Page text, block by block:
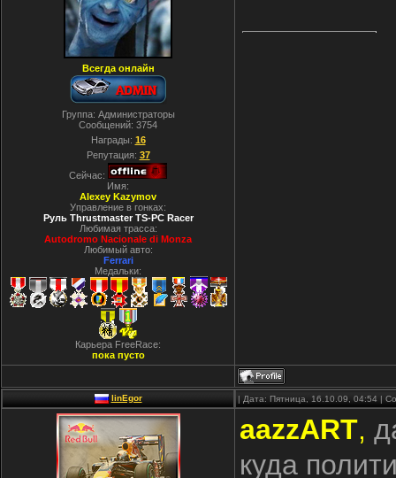
Всегда онлайн
Группа: Администраторы
Сообщений: 3754
Награды: 16
Репутация: 37
Сейчас:
Имя:
Alexey Kazymov
Управление в гонках:
Руль Thrustmaster TS-PC Racer
Любимая трасса:
Autodromo Nacionale di Monza
Любимый авто:
Ferrari
Медальки:
Карьера FreeRace:
пока пусто
linEgor | Дата: Пятница, 16.10.09, 04:54 |
aazzART,
куда